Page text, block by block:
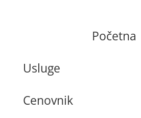
Početna
Usluge
Cenovnik